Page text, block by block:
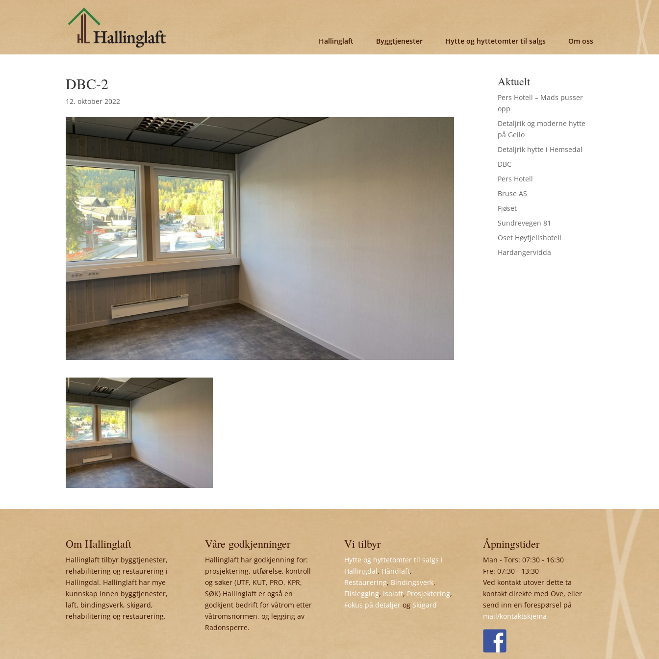
Hallinglaft Byggtjenester Hytte og hyttetomter til salgs Om oss
DBC-2
12. oktober 2022
Aktuelt
Pers Hotell – Mads pusser
opp
Detaljrik og moderne hytte
på Geilo
Detaljrik hytte i Hemsedal
DBC
Pers Hotell
Bruse AS
Fjøset
Sundrevegen 81
Oset Høyfjellshotell
Hardangervidda
Om Hallinglaft
Hallinglaft tilbyr byggtjenester,
rehabilitering og restaurering i
Hallingdal. Hallinglaft har mye
kunnskap innen byggtjenester,
laft, bindingsverk, skigard,
rehabilitering og restaurering.
Våre godkjenninger
Hallinglaft har godkjenning for:
prosjektering, utførelse, kontroll
og søker (UTF, KUT, PRO, KPR,
SØK) Hallinglaft er også en
godkjent bedrift for våtrom etter
våtromsnormen, og legging av
Radonsperre.
Vi tilbyr
Hytte og hyttetomter til salgs i
Hallingdal, Håndlaft,
Restaurering, Bindingsverk,
Flislegging, Isolaft, Prosjektering,
Fokus på detaljerog Skigard
Åpningstider
Man - Tors: 07:30 - 16:30
Fre: 07:30 - 13:30
Ved kontakt utover dette ta
kontakt direkte med Ove, eller
send inn en forespørsel på
mail/kontaktskjema